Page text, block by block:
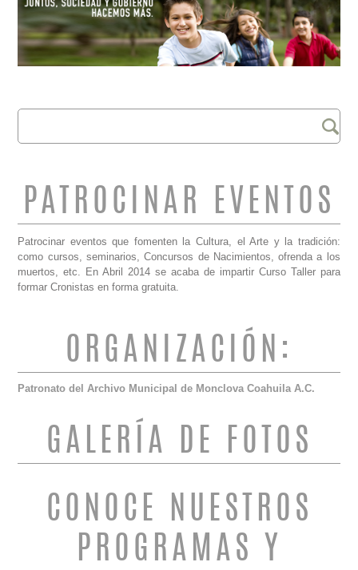
FORMULARIO DE
BÚSQUEDA
Buscar
PATROCINAR EVENTOS
Patrocinar eventos que fomenten la Cultura, el Arte y la tradición:
como cursos, seminarios, Concursos de Nacimientos, ofrenda a los
muertos, etc. En Abril 2014 se acaba de impartir Curso Taller para
formar Cronistas en forma gratuita.
ORGANIZACIÓN:
Patronato del Archivo Municipal de Monclova Coahuila A.C.
GALERÍA DE FOTOS
CONOCE NUESTROS
PROGRAMAS Y